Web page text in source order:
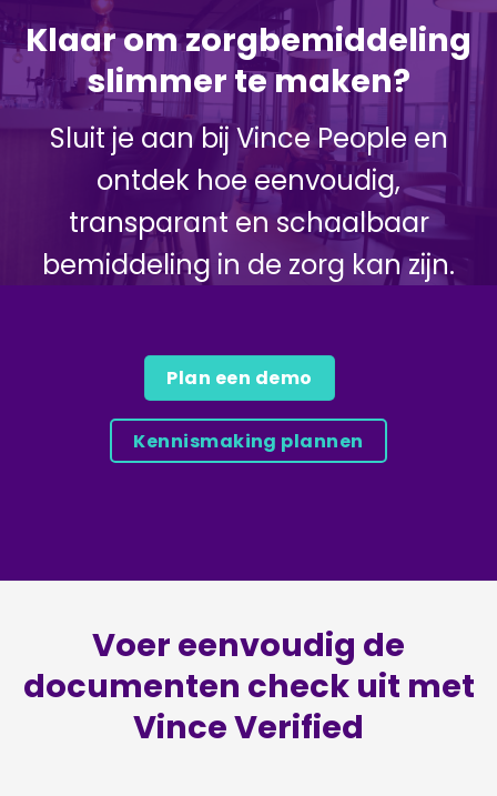
Klaar om zorgbemiddeling
slimmer te maken?
Sluit je aan bij Vince People en
ontdek hoe eenvoudig,
transparant en schaalbaar
bemiddeling in de zorg kan zijn.
Plan een demo
Kennismaking plannen
Voer eenvoudig de
documenten check uit met
Vince Verified